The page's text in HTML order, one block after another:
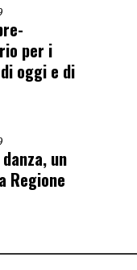
per i
oggi e di
un
Regione